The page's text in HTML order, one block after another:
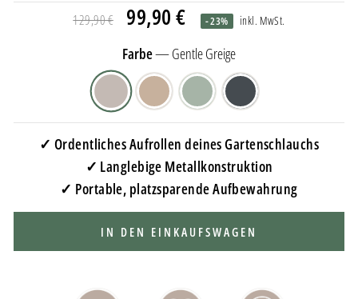
Normaler
Preis
129,90 € Sonderpreis
99,90 € - 23% inkl. MwSt.
Farbe—Gentle Greige
✓ Ordentliches Aufrollen deines Gartenschlauchs
✓ Langlebige Metallkonstruktion
✓ Portable, platzsparende Aufbewahrung
IN DEN EINKAUFSWAGEN